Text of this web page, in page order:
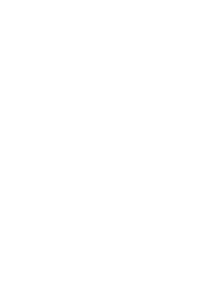
出伺 会
費 京都
費 京都
費 京都
費 京都
会費
費 同学